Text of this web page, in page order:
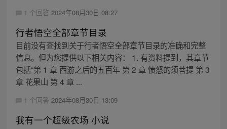
1 个回答 2024年08月30日 08:27
行者悟空全部章节目录
目前没有查找到关于行者悟空全部章节目录的准确和完整
信息。但为您提供以下相关内容： 1. 有资料提到，其章节
包括“第 1 章 西游之后的五百年 第 2 章 愤怒的须菩提 第 3
章 花果山 第 4 章 ...
1 个回答 2024年08月30日 13:09
我有一个超级农场 小说